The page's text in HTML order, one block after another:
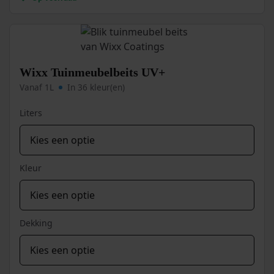
worden
de
Wixx Tuinmeubelbeits UV+
Vanaf 1L In 36 kleur(en)
Liters
Kleur
Dekking